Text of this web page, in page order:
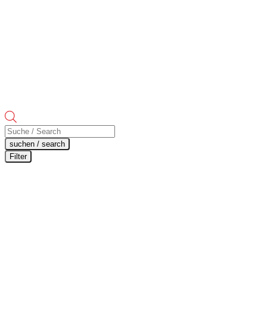
Products
search
suchen / search
Filter